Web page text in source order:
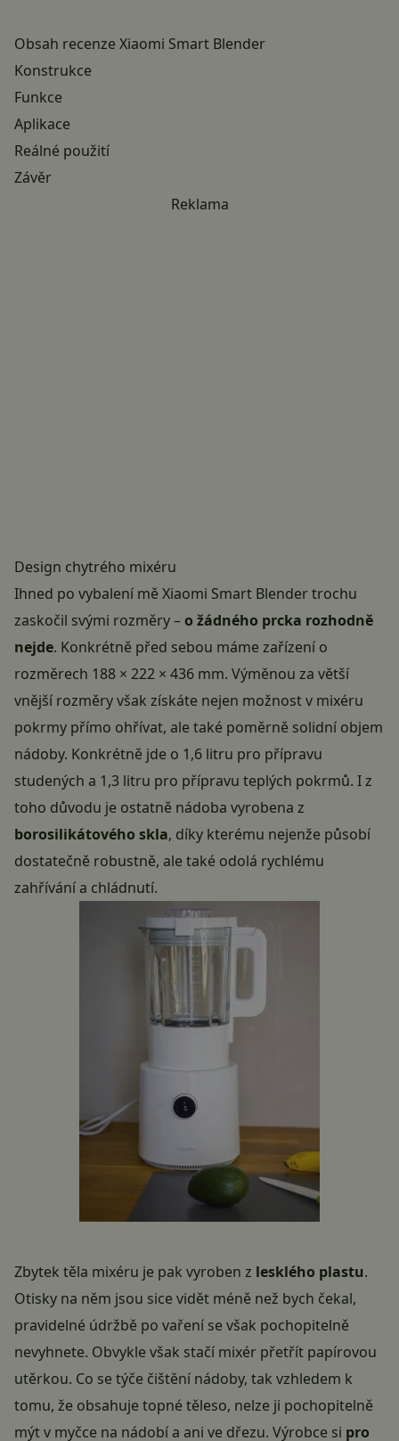
Obsah recenze Xiaomi Smart Blender
Konstrukce
Funkce
Aplikace
Reálné použití
Závěr
Reklama
Design chytrého mixéru
Ihned po vybalení mě Xiaomi Smart Blender trochu
zaskočil svými rozměry –o žádného prcka rozhodně
nejde. Konkrétně před sebou máme zařízení o
rozměrech 188 × 222 × 436 mm. Výměnou za větší
vnější rozměry však získáte nejen možnost v mixéru
pokrmy přímo ohřívat, ale také poměrně solidní objem
nádoby. Konkrétně jde o 1,6 litru pro přípravu
studených a 1,3 litru pro přípravu teplých pokrmů. I z
toho důvodu je ostatně nádoba vyrobena z
borosilikátového skla, díky kterému nejenže působí
dostatečně robustně, ale také odolá rychlému
zahřívání a chládnutí.
Zbytek těla mixéru je pak vyroben z lesklého plastu.
Otisky na něm jsou sice vidět méně než bych čekal,
pravidelné údržbě po vaření se však pochopitelně
nevyhnete. Obvykle však stačí mixér přetřít papírovou
utěrkou. Co se týče čištění nádoby, tak vzhledem k
tomu, že obsahuje topné těleso, nelze ji pochopitelně
mýt v myčce na nádobí a ani ve dřezu. Výrobce si pro